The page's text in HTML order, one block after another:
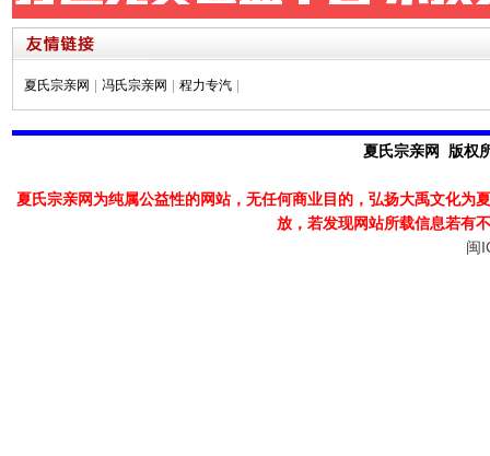
夏氏宗亲网 冯氏宗亲网 程力专汽
夏氏宗亲网 版权
夏氏宗亲网为纯属公益性的网站，无任何商业目的，弘扬大禹文化为
放，若发现网站所载信息若有
闽